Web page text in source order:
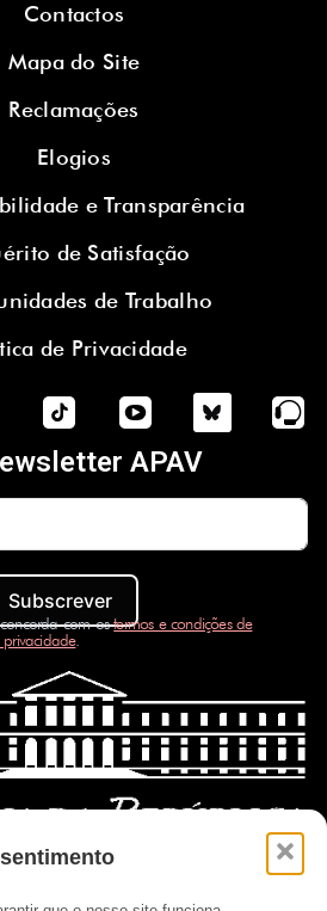
Contactos
Mapa do Site
Reclamações
Elogios
e Transparência
de Satisfação
de Trabalho
de Privacidade
APAV
Subscrever
com ostermos e condições de
.